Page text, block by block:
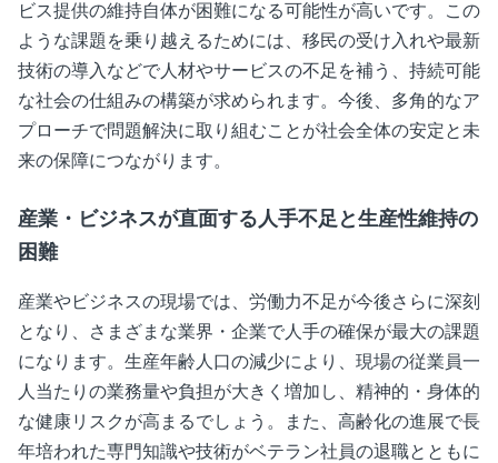
ビス提供の維持自体が困難になる可能性が高いです。この
ような課題を乗り越えるためには、移民の受け入れや最新
技術の導入などで人材やサービスの不足を補う、持続可能
な社会の仕組みの構築が求められます。今後、多角的なア
プローチで問題解決に取り組むことが社会全体の安定と未
来の保障につながります。
産業・ビジネスが直面する人手不足と生産性維持の
困難
産業やビジネスの現場では、労働力不足が今後さらに深刻
となり、さまざまな業界・企業で人手の確保が最大の課題
になります。生産年齢人口の減少により、現場の従業員一
人当たりの業務量や負担が大きく増加し、精神的・身体的
な健康リスクが高まるでしょう。また、高齢化の進展で長
年培われた専門知識や技術がベテラン社員の退職とともに